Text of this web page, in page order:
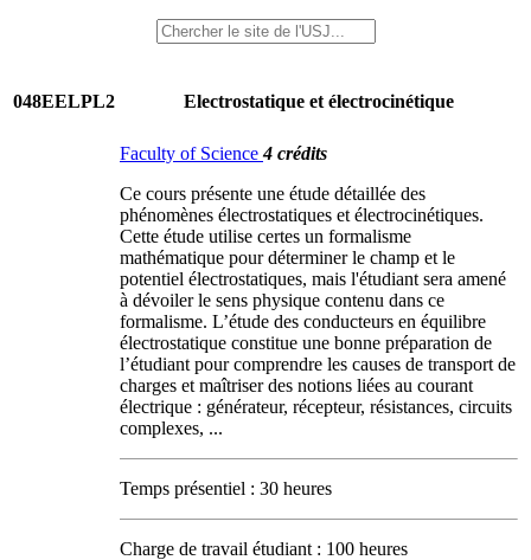
048EELPL2 Electrostatique et électrocinétique
Faculty of Science4 crédits
Ce cours présente une étude détaillée des
phénomènes électrostatiques et électrocinétiques.
Cette étude utilise certes un formalisme
mathématique pour déterminer le champ et le
potentiel électrostatiques, mais l'étudiant sera amené
à dévoiler le sens physique contenu dans ce
formalisme. L’étude des conducteurs en équilibre
électrostatique constitue une bonne préparation de
l’étudiant pour comprendre les causes de transport de
charges et maîtriser des notions liées au courant
électrique : générateur, récepteur, résistances, circuits
complexes, ...
Temps présentiel : 30 heures
Charge de travail étudiant : 100 heures